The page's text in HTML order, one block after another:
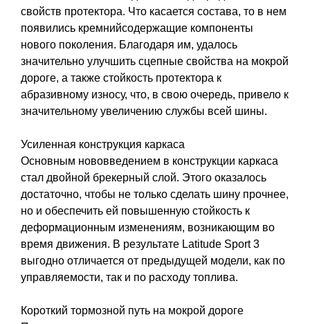
свойств протектора. Что касается состава, то в нем
появились кремнийсодержащие компоненты
нового поколения. Благодаря им, удалось
значительно улучшить сцепные свойства на мокрой
дороге, а также стойкость протектора к
абразивному износу, что, в свою очередь, привело к
значительному увеличению службы всей шины.
Усиленная конструкция каркаса
Основным нововведением в конструкции каркаса
стал двойной брекерный слой. Этого оказалось
достаточно, чтобы не только сделать шину прочнее,
но и обеспечить ей повышенную стойкость к
деформационным изменениям, возникающим во
время движения. В результате Latitude Sport 3
выгодно отличается от предыдущей модели, как по
управляемости, так и по расходу топлива.
Короткий тормозной путь на мокрой дороге